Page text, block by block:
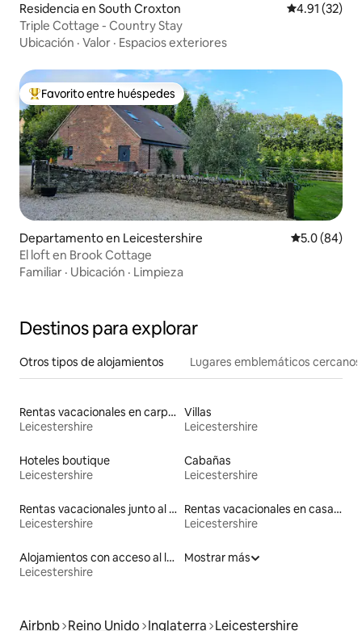
Residencia en South Croxton Calificación
4.91 (32)
Triple Cottage - Country Stay
Ubicación · Valor · Espacios exteriores
De los mejores en Favorito entre huéspedes
Favorito entre huéspedes
Departamento en Leicestershire Calificación
5.0 (84)
El loft en Brook Cottage
Familiar · Ubicación · Limpieza
Destinos para explorar
Otros tipos de alojamientos Lugares emblemáticos cercanos
Rentas vacacionales en carpas
Leicestershire
Villas
Leicestershire
Hoteles boutique
Leicestershire
Cabañas
Leicestershire
Rentas vacacionales junto al agua
Leicestershire
Rentas vacacionales en casas de huéspedes
Leicestershire
Alojamientos con acceso al lago
Leicestershire
Mostrar más
Airbnb Reino Unido Inglaterra Leicestershire